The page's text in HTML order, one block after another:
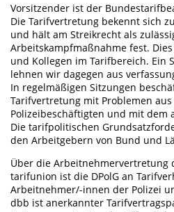
Vorsitzender ist der
Die Tarifvertretung bekennt sich
und hält am Streikrecht als
Arbeitskampfmaßnahme fest.
und Kollegen im Tarifbereich. Ein
lehnen wir dagegen aus
In regelmäßigen Sitzungen
Tarifvertretung mit Problemen
Polizeibeschäftigten und mit dem
Die tarifpolitischen
den Arbeitgebern von Bund und
Über die Arbeitnehmervertretung
tarifunion ist die DPolG an
Arbeitnehmer/-innen der Polizei
dbb ist anerkannter